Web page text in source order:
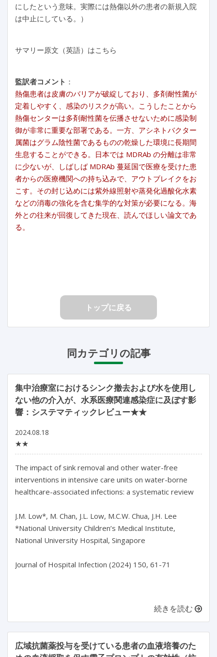
にしたという意味。実際には熱傷以外の患者の新規入院
は中止にしている。）
サマリー原文（英語）はこちら
監訳者コメント ：
熱傷患者は皮膚のバリアが破綻しており、多剤耐性菌が
定着しやすく、感染のリスクが高い。こうしたことから
熱傷センターは多剤耐性菌を伝播させないために感染制
御が非常に重要な部署である。一方、アシネトバクター
属菌はグラム陰性菌であるものの乾燥した環境に長期間
生息することができる。日本では MDRAb の分離は非常
に少ないが、しばしば MDRAb 蔓延国で医療を受けた患
者からの医療機関への持ち込みで、アウトブレイクをお
こす。その封じ込めには紫外線照射や蒸発化過酸化水素
などの消毒の強化を含む集学的な対策が必要になる。海
外との往来が回復してきた現在、読んでほしい論文であ
る。
トップに戻る
同カテゴリの記事
集中治療室におけるシンク撤去および水を使用し
ない他の介入が、水系医療関連感染症に及ぼす影
響：システマティックレビュー★★
2024.08.18
★★
The impact of sink removal and other water-free
interventions in intensive care units on water-borne
healthcare-associated infections: a systematic review
J.M. Low*, M. Chan, J.L. Low, M.C.W. Chua, J.H. Lee
*National University Children’s Medical Institute,
National University Hospital, Singapore
Journal of Hospital Infection (2024) 150, 61-71
続きを読む
広域抗菌薬投与を受けている患者の血液培養のた